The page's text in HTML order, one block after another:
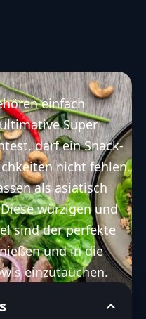
einfach
Super
darf ein Snack-
nicht fehlen.
als asiatisch
würzigen und
sind der perfekte
und in die
einzutauchen.